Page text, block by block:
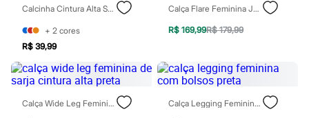
Sawary
Yessica
Moda esportiva
Acessórios
Blusas
Calçados
Leggings
Shorts e Bermudas
Tops
Calcinha Cintura Alta Sem Costura Preta
+ 2 cores
R$ 39,99
Calça Flare Feminina Jeans Cintura Alta Preta
R$ 169,99R$ 179,99
Calça Wide Leg Feminina De Sarja Cintura Alta Preta Calça Legging Feminina Com Bolsos Preta